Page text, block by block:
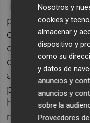
-Realicé unas
profesora de
clases de artes
dibujo…), pero el
desconocido.
a 1º de
preparé
hasta que
más allá del
Nosotros y
cookies y
almacenar y
dispositivo y
como su
y datos de
anuncios y
anuncios y
sobre la
Proveedores